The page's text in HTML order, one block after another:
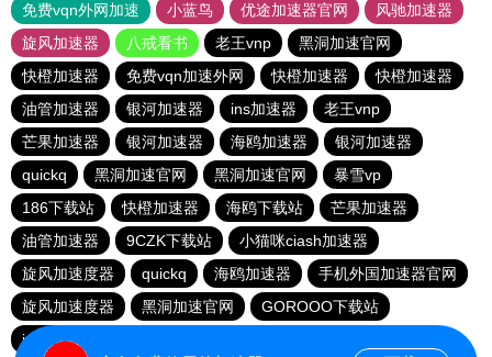
免费vqn外网加速
小蓝鸟 优途加速器官网
风驰加速器
旋风加速器
八戒看书 老王vnp
黑洞加速官网
快橙加速器
免费vqn加速外网 快橙加速器
快橙加速器
油管加速器
银河加速器 ins加速器
老王vnp
芒果加速器
银河加速器 海鸥加速器
银河加速器
quickq
黑洞加速官网 黑洞加速官网
暴雪vp
186下载站
快橙加速器 海鸥下载站
芒果加速器
油管加速器
9CZK下载站
小猫咪ciash加速器
旋风加速度器
quickq 海鸥加速器
手机外国加速器官网
旋风加速度器
黑洞加速官网
GOROOO下载站
ins加速器